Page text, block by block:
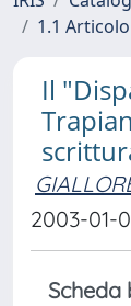
1.1
Il
2003-01-
Scheda